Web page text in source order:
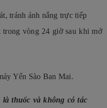
tránh ánh nắng trực tiếp
trong vòng 24 giờ sau khi mở
Yến Sào Ban Mai.
thuốc và không có tác